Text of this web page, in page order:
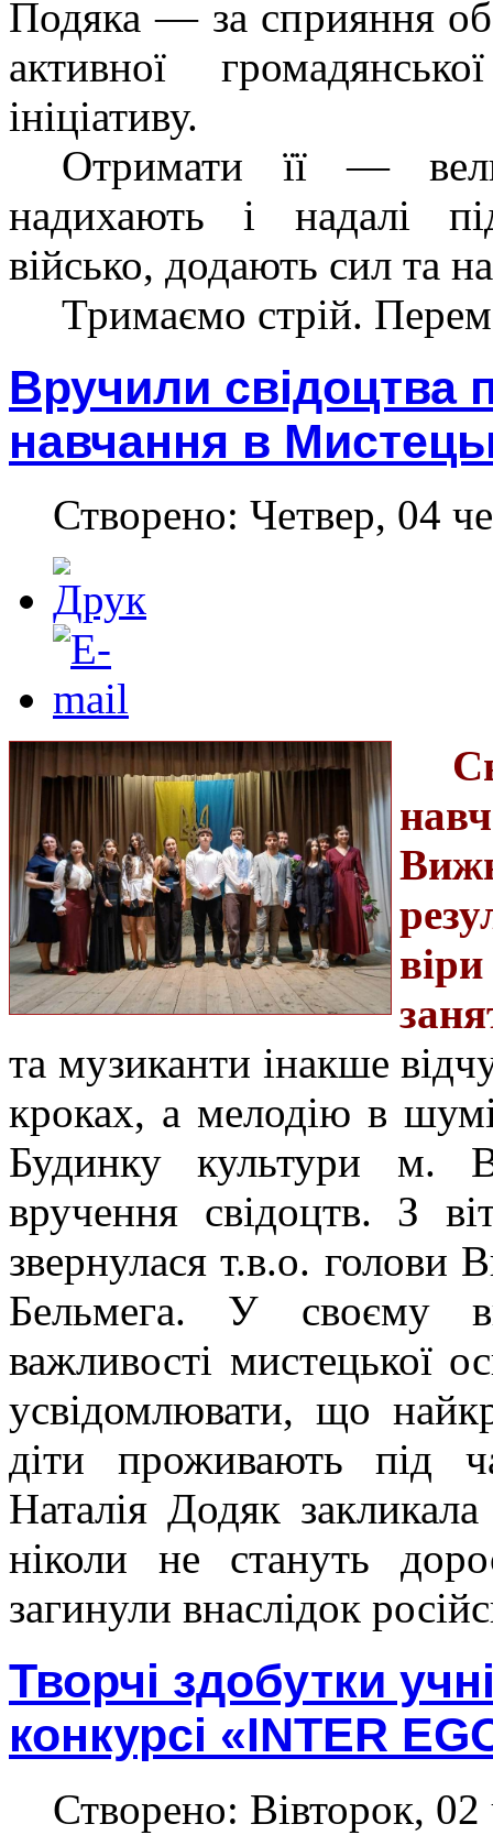
Подяка — за сприяння
активної
ініціативу.
Отримати її —
надихають і надалі
військо, додають сил та
Тримаємо стрій.
Вручили свідоцтва
навчання в
Створено: Четвер, 04
та музиканти інакше
кроках, а мелодію в
Будинку культури м.
вручення свідоцтв. З
звернулася т.в.о. голови
Бельмега. У своєму
важливості мистецької
усвідомлювати, що
діти проживають під
Наталія Додяк
ніколи не стануть
загинули внаслідок
Творчі здобутки
конкурсі «INTER
Створено: Вівторок,